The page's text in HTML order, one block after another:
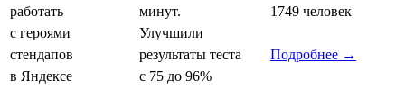
работать
с героями
стендапов
в Яндексе
минут.
Улучшили
результаты теста
с 75 до 96%
1749 человек
Подробнее →